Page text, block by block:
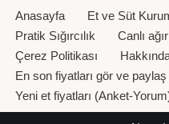
Anasayfa Et ve Süt
Pratik Sığırcılık
Canlı
Çerez Politikası
En son fiyatları gör ve paylaş
Yeni et fiyatları (Anket-